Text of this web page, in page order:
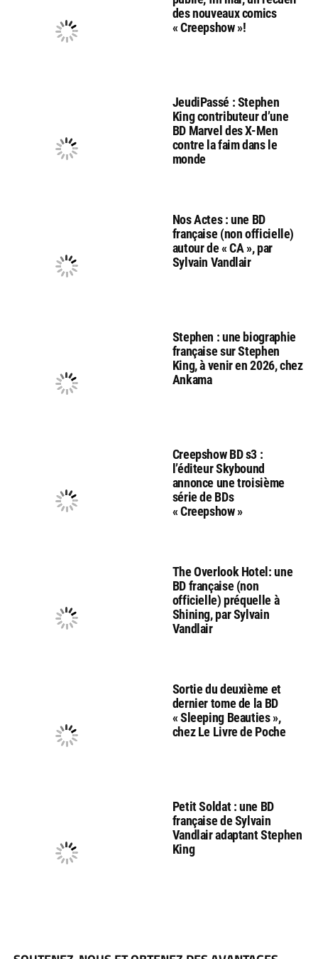
des nouveaux comics
« Creepshow »!
JeudiPassé : Stephen
King contributeur d’une
BD Marvel des X-Men
contre la faim dans le
monde
Nos Actes : une BD
française (non officielle)
autour de « CA », par
Sylvain Vandlair
Stephen : une biographie
française sur Stephen
King, à venir en 2026, chez
Ankama
Creepshow BD s3 :
l’éditeur Skybound
annonce une troisième
série de BDs
« Creepshow »
The Overlook Hotel: une
BD française (non
officielle) préquelle à
Shining, par Sylvain
Vandlair
Sortie du deuxième et
dernier tome de la BD
« Sleeping Beauties »,
chez Le Livre de Poche
Petit Soldat : une BD
française de Sylvain
Vandlair adaptant Stephen
King